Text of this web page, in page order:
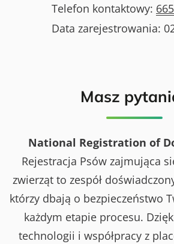
Telefon kontaktowy:
Data zarejestrowania:
Masz
National Registration of
Rejestracja Psów zajmująca
zwierząt to zespół
którzy dbają o bezpieczeństwo
każdym etapie procesu.
technologii i współpracy z